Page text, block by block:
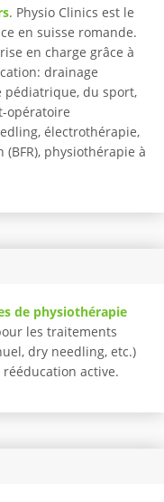
. Physio Clinics est le
en suisse romande.
en charge grâce à
drainage
pédiatrique, du sport,
opératoire
électrothérapie,
physiothérapie à
de physiothérapie
les traitements
dry needling, etc.)
active.